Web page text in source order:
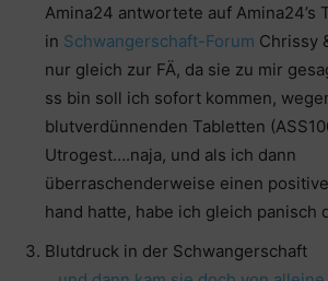
Amina24 antwortete auf Amina24’s
in Schwangerschaft-Forum Chrissy
nur gleich zur FÄ, da sie zu mir
ss bin soll ich sofort kommen,
blutverdünnenden Tabletten
Utrogest….naja, und als ich dann
überraschenderweise einen
hand hatte, habe ich gleich panisch
Blutdruck in der Schwangerschaft